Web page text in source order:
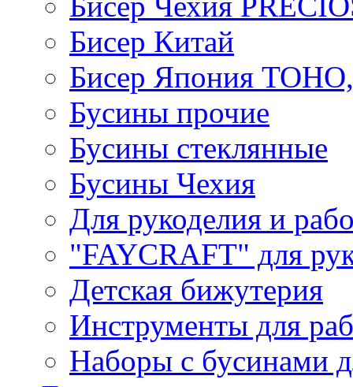
Бисер Китай
Бисер Япония
Бусины прочие
Бусины стеклянные
Бусины Чехия
Для рукоделия и
"FAYCRAFT" для
Детская бижутерия
Инструменты для
Наборы с бусинами